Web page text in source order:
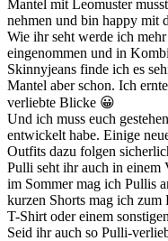
Mantel mit Leomuster
nehmen und bin happy mit
Wie ihr seht werde ich
eingenommen und in
Skinnyjeans finde ich es
Mantel aber schon. Ich
verliebte Blicke 😀
Und ich muss euch
entwickelt habe. Einige
Outfits dazu folgen
Pulli seht ihr auch in einem
im Sommer mag ich Pullis
kurzen Shorts mag ich
T-Shirt oder einem
Seid ihr auch so Pulli-